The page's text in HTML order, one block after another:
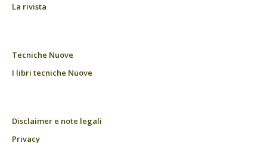
La rivista
Tecniche Nuove
I libri tecniche Nuove
Disclaimer e note legali
Privacy